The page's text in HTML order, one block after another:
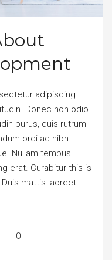
adipiscing
Donec non odio
purus, quis rutrum
orci ac nibh
Nullam tempus
erat. Curabitur this is
mattis laoreet
0